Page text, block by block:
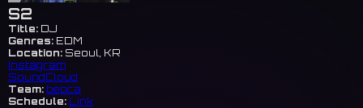
S2
Title: DJ
Genres: EDM
Location: Seoul, KR
Instagram
SoundCloud
Team: bepca
Schedule: Link